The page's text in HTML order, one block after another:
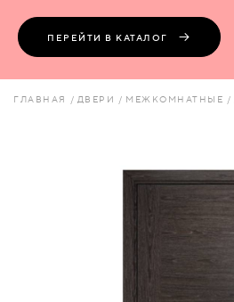
ПЕРЕГОРОДКИ
КОМПЛЕКТУЮЩИЕ
ПЕРЕЙТИ В КАТАЛОГ
ГЛАВНАЯ ДВЕРИ МЕЖКОМНАТНЫЕ